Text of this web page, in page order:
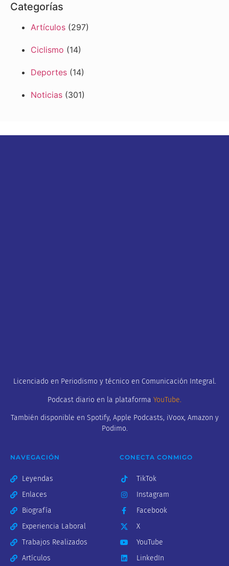
Categorías
Artículos (297)
Ciclismo (14)
Deportes (14)
Noticias (301)
Licenciado en Periodismo y técnico en Comunicación Integral.
Podcast diario en la plataforma YouTube.
También disponible en Spotify, Apple Podcasts, iVoox, Amazon y
Podimo.
NAVEGACIÓN
Leyendas
Enlaces
Biografía
Experiencia Laboral
Trabajos Realizados
Artículos
CONECTA CONMIGO
TikTok
Instagram
Facebook
X
YouTube
LinkedIn